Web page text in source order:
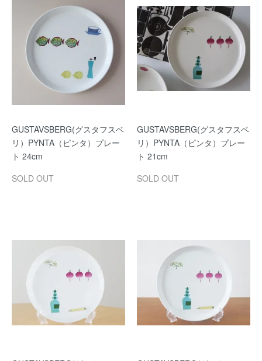
GUSTAVSBERG(グスタフスベ
リ）PYNTA（ピンタ）プレー
ト 24cm
SOLD OUT
GUSTAVSBERG(グスタフスベ
リ）PYNTA（ピンタ）プレー
ト 21cm
SOLD OUT